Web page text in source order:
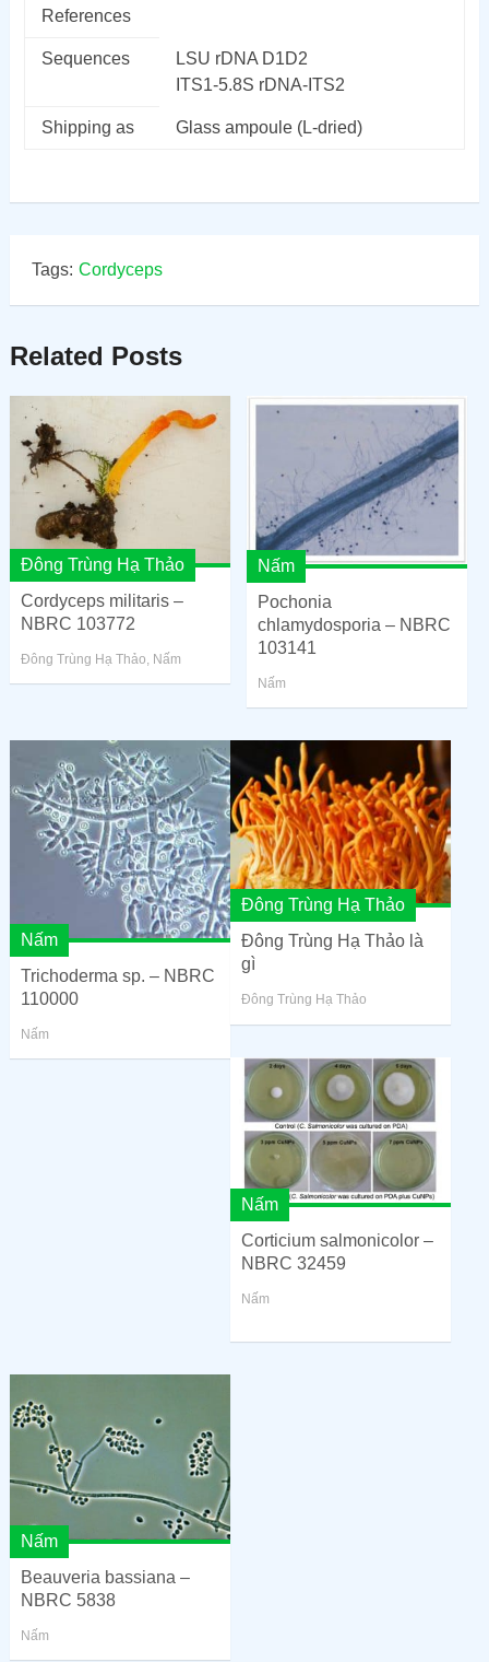
References
Sequences
LSU rDNA D1D2
ITS1-5.8S rDNA-ITS2
Shipping as Glass ampoule (L-dried)
Tags: Cordyceps
Related Posts
Đông Trùng Hạ Thảo
Cordyceps militaris –
NBRC 103772
Đông Trùng Hạ Thảo Nấm
Nấm
Pochonia
chlamydosporia – NBRC
103141
Nấm
Nấm
Trichoderma sp. – NBRC
110000
Nấm
Đông Trùng Hạ Thảo
Đông Trùng Hạ Thảo là
gì
Đông Trùng Hạ Thảo
Nấm
Corticium salmonicolor –
NBRC 32459
Nấm
Nấm
Beauveria bassiana –
NBRC 5838
Nấm